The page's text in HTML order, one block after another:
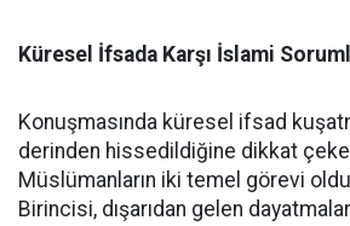
Küresel İfsada Karşı İslami
Konuşmasında küresel ifsad
derinden hissedildiğine dikkat
Müslümanların iki temel görevi
Birincisi, dışarıdan gelen